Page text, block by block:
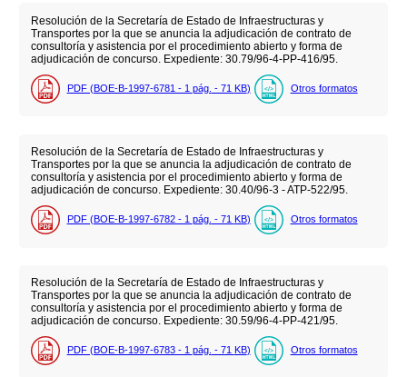
Resolución de la Secretaría de Estado de Infraestructuras y
Transportes por la que se anuncia la adjudicación de contrato de
consultoría y asistencia por el procedimiento abierto y forma de
adjudicación de concurso. Expediente: 30.79/96-4-PP-416/95.
PDF (BOE-B-1997-6781 - 1 pág. - 71 KB) Otros formatos
Resolución de la Secretaría de Estado de Infraestructuras y
Transportes por la que se anuncia la adjudicación de contrato de
consultoría y asistencia por el procedimiento abierto y forma de
adjudicación de concurso. Expediente: 30.40/96-3 - ATP-522/95.
PDF (BOE-B-1997-6782 - 1 pág. - 71 KB) Otros formatos
Resolución de la Secretaría de Estado de Infraestructuras y
Transportes por la que se anuncia la adjudicación de contrato de
consultoría y asistencia por el procedimiento abierto y forma de
adjudicación de concurso. Expediente: 30.59/96-4-PP-421/95.
PDF (BOE-B-1997-6783 - 1 pág. - 71 KB) Otros formatos